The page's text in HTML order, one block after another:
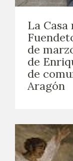
La
de
de
de
Aragón